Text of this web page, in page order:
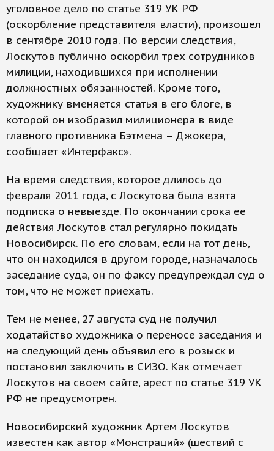
уголовное дело по статье 319 УК РФ
(оскорбление представителя власти), произошел
в сентябре 2010 года. По версии следствия,
Лоскутов публично оскорбил трех сотрудников
милиции, находившихся при исполнении
должностных обязанностей. Кроме того,
художнику вменяется статья в его блоге, в
которой он изобразил милиционера в виде
главного противника Бэтмена – Джокера,
сообщает «Интерфакс».
На время следствия, которое длилось до
февраля 2011 года, с Лоскутова была взята
подписка о невыезде. По окончании срока ее
действия Лоскутов стал регулярно покидать
Новосибирск. По его словам, если на тот день,
что он находился в другом городе, назначалось
заседание суда, он по факсу предупреждал суд о
том, что не может приехать.
Тем не менее, 27 августа суд не получил
ходатайство художника о переносе заседания и
на следующий день объявил его в розыск и
постановил заключить в СИЗО. Как отмечает
Лоскутов на своем сайте, арест по статье 319 УК
РФ не предусмотрен.
Новосибирский художник Артем Лоскутов
известен как автор «Монстраций» (шествий с